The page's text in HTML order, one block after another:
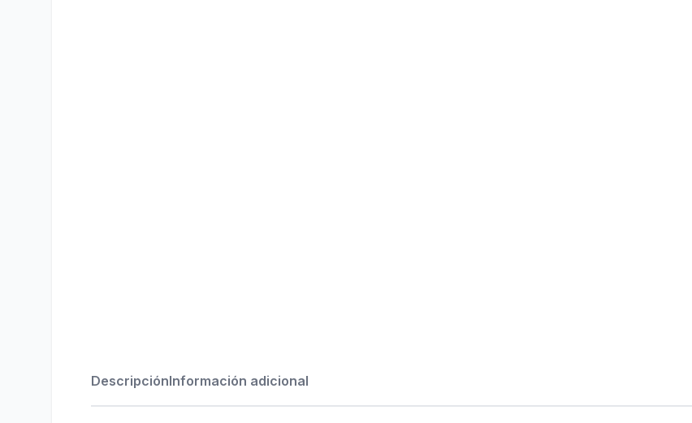
DescripciónInformación adicional